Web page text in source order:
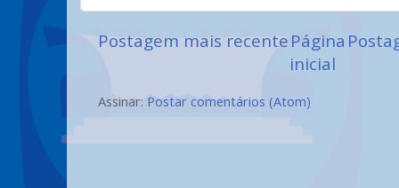
Postagem mais recentePágina
inicial
Assinar: Postar comentários (Atom)